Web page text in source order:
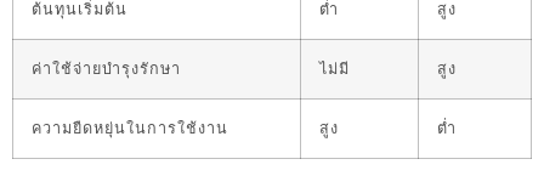
ต้นทุนเริ่มต้น ต่ำ สูง
ค่าใช้จ่ายบำรุงรักษา ไม่มี สูง
ความยืดหยุ่นในการใช้งาน สูง ต่ำ